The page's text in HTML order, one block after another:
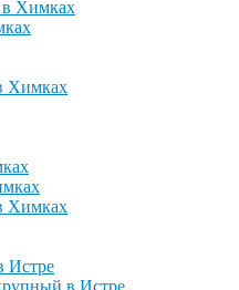
в Химках
Химках
Химках
Истре
в Истре